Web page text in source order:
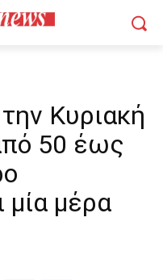
Κυριακή
50 έως
μία μέρα